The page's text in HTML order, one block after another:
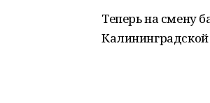
Теперь на смену